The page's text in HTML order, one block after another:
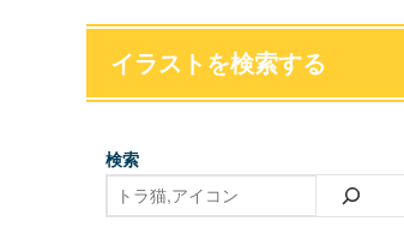
イラストを検索する
検索